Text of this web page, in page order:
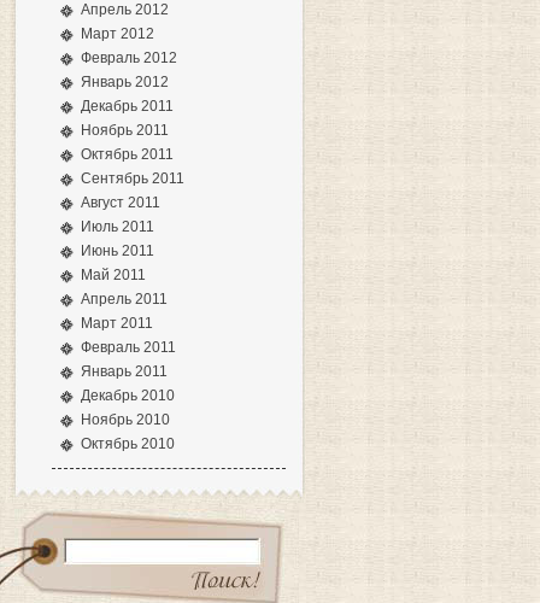
Апрель 2012
Март 2012
Февраль 2012
Январь 2012
Декабрь 2011
Ноябрь 2011
Октябрь 2011
Сентябрь 2011
Август 2011
Июль 2011
Июнь 2011
Май 2011
Апрель 2011
Март 2011
Февраль 2011
Январь 2011
Декабрь 2010
Ноябрь 2010
Октябрь 2010